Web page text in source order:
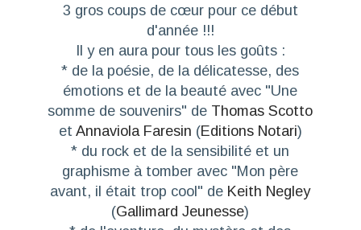
3 gros coups de cœur pour ce début
d'année !!!
Il y en aura pour tous les goûts :
* de la poésie, de la délicatesse, des
émotions et de la beauté avec "Une
somme de souvenirs" de Thomas Scotto
et Annaviola Faresin (Editions Notari)
* du rock et de la sensibilité et un
graphisme à tomber avec "Mon père
avant, il était trop cool" de Keith Negley
(Gallimard Jeunesse)